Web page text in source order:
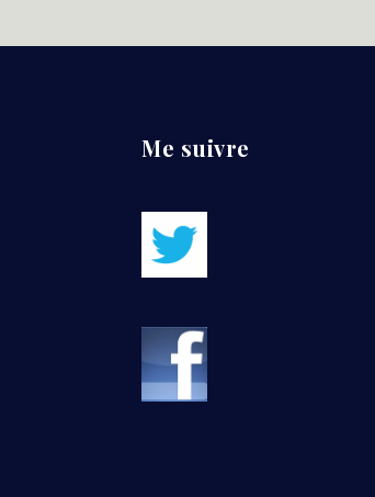
Me suivre